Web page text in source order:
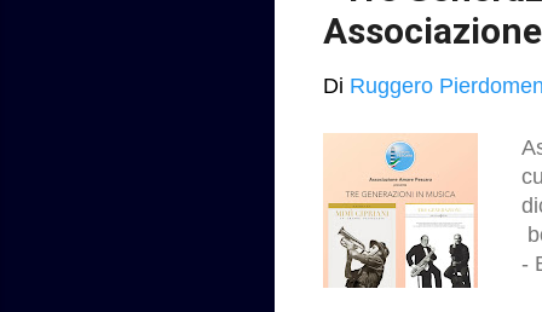
Di Ruggero
-